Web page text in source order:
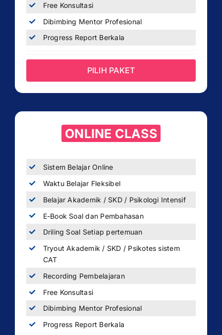
Free Konsultasi
Dibimbing Mentor Profesional
Progress Report Berkala
PILIH PAKET
ONLINE CLASS
Sistem Belajar Online
Waktu Belajar Fleksibel
Belajar Akademik / SKD / Psikologi Intensif
E-Book Soal dan Pembahasan
Driling Soal Setiap pertemuan
Tryout Akademik / SKD / Psikotes sistem
CAT
Recording Pembelajaran
Free Konsultasi
Dibimbing Mentor Profesional
Progress Report Berkala